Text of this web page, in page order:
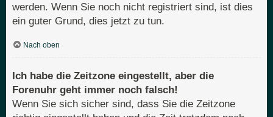
werden. Wenn Sie noch nicht registriert sind, ist dies
ein guter Grund, dies jetzt zu tun.
Nach oben
Ich habe die Zeitzone eingestellt, aber die
Forenuhr geht immer noch falsch!
Wenn Sie sich sicher sind, dass Sie die Zeitzone